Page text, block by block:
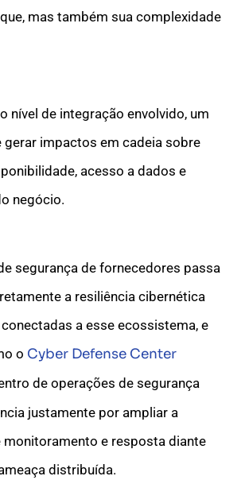
mas também sua complexidade
nível de integração envolvido, um
gerar impactos em cadeia sobre
acesso a dados e
negócio.
segurança de fornecedores passa
a resiliência cibernética
a esse ecossistema, e
o Cyber Defense Center
de operações de segurança
justamente por ampliar a
monitoramento e resposta diante
distribuída.